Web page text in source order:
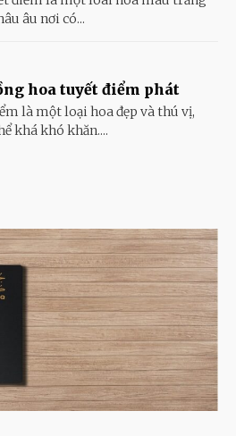
âu nơi có...
hoa tuyết điểm phát
là một loại hoa đẹp và thú vị,
khá khó khăn....